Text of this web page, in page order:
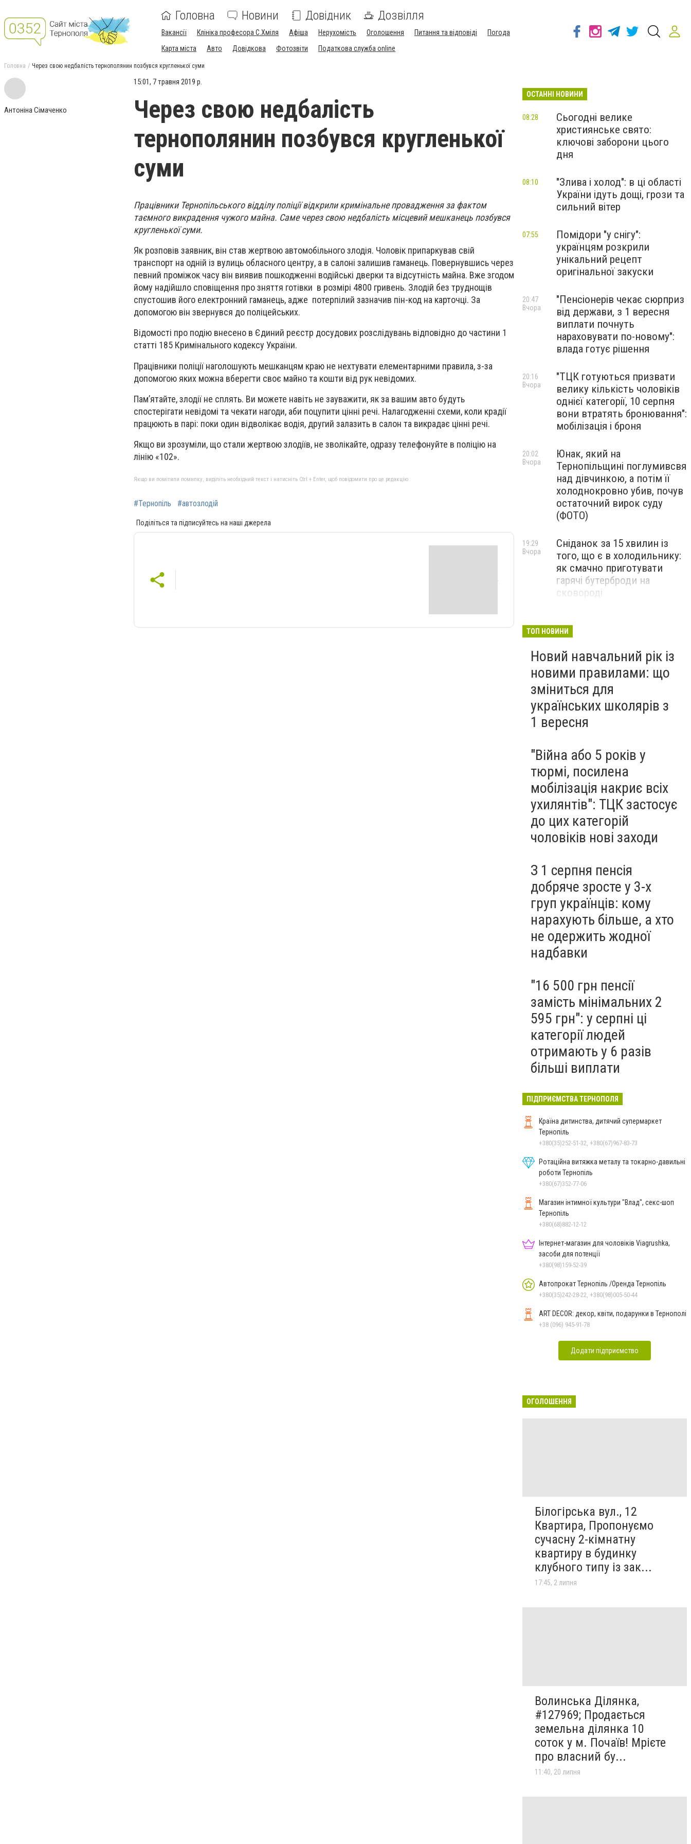
Головна Новини Довідник Дозвілля
Вакансії Клініка професора С.Хміля Афіша Нерухомість Оголошення Питання та відповіді
Погода
Карта міста
Авто Довідкова Фотозвіти Податкова служба online
Головна Через свою недбалість тернополянин позбувся кругленької суми
Антоніна Сімаченко
15:01, 7 травня 2019 р.
Через свою недбалість
тернополянин позбувся кругленької
суми
Працівники Тернопільського відділу поліції відкрили кримінальне провадження за фактом
таємного викрадення чужого майна. Саме через свою недбалість місцевий мешканець позбувся
кругленької суми.
Як розповів заявник, він став жертвою автомобільного злодія. Чоловік припаркував свій
транспорт на одній із вулиць обласного центру, а в салоні залишив гаманець. Повернувшись через
певний проміжок часу він виявив пошкодженні водійські дверки та відсутність майна. Вже згодом
йому надійшло сповіщення про зняття готівки в розмірі 4800 гривень. Злодій без труднощів
спустошив його електронний гаманець, адже потерпілий зазначив пін-код на карточці. За
допомогою він звернувся до поліцейських.
Відомості про подію внесено в Єдиний реєстр досудових розслідувань відповідно до частини 1
статті 185 Кримінального кодексу України.
Працівники поліції наголошують мешканцям краю не нехтувати елементарними правила, з-за
допомогою яких можна вберегти своє майно та кошти від рук невідомих.
Пам’ятайте, злодії не сплять. Ви можете навіть не зауважити, як за вашим авто будуть
спостерігати невідомі та чекати нагоди, аби поцупити цінні речі. Налагодженні схеми, коли крадії
працюють в парі: поки один відволікає водія, другий залазить в салон та викрадає цінні речі.
Якщо ви зрозуміли, що стали жертвою злодіїв, не зволікайте, одразу телефонуйте в поліцію на
лінію «102».
Якщо ви помітили помилку, виділіть необхідний текст і натисніть Ctrl + Enter, щоб повідомити про це редакцію
#Тернопіль #автозлодій
Поділіться та підписуйтесь на наші джерела
ОСТАННІ НОВИНИ
Сьогодні велике
християнське свято:
ключові заборони цього
дня
08:28
"Злива і холод": в ці області
України ідуть дощі, грози та
сильний вітер
08:10
Помідори "у снігу":
українцям розкрили
унікальний рецепт
оригінальної закуски
07:55
"Пенсіонерів чекає сюрприз
від держави, з 1 вересня
виплати почнуть
нараховувати по-новому":
влада готує рішення
20:47
Вчора
"ТЦК готуються призвати
велику кількість чоловіків
однієї категорії, 10 серпня
вони втратять бронювання":
мобілізація і броня
20:16
Вчора
Юнак, який на
Тернопільщині поглумивсвя
над дівчинкою, а потім її
холоднокровно убив, почув
остаточний вирок суду
(ФОТО)
20:02
Вчора
Сніданок за 15 хвилин із
того, що є в холодильнику:
як смачно приготувати
гарячі бутерброди на
сковороді
19:29
Вчора
зниклим безвісти:
воїна з Тернопільщини
Вчора
ТОП НОВИНИ
Новий навчальний рік із
новими правилами: що
зміниться для
українських школярів з
1 вересня
"Війна або 5 років у
тюрмі, посилена
мобілізація накриє всіх
ухилянтів": ТЦК застосує
до цих категорій
чоловіків нові заходи
З 1 серпня пенсія
добряче зросте у 3-х
груп українців: кому
нарахують більше, а хто
не одержить жодної
надбавки
"16 500 грн пенсії
замість мінімальних 2
595 грн": у серпні ці
категорії людей
отримають у 6 разів
більші виплати
ПІДПРИЄМСТВА ТЕРНОПОЛЯ
Країна дитинства, дитячий супермаркет
Тернопіль
+380(35)252-51-32, +380(67)967-83-73
Ротаційна витяжка металу та токарно-давильні
роботи Тернопіль
+380(67)352-77-06
Магазин інтимної культури "Влад", секс-шоп
Тернопіль
+380(68)882-12-12
Інтернет-магазин для чоловіків Viagrushka,
засоби для потенції
+380(98)159-52-39
Автопрокат Тернопіль /Оренда Тернопіль
+380(35)242-28-22, +380(98)005-50-44
ART DECOR: декор, квіти, подарунки в Тернополі
+38 (096) 945-91-78
Додати підприємство
ОГОЛОШЕННЯ
Білогірська вул., 12
Квартира, Пропонуємо
сучасну 2-кімнатну
квартиру в будинку
клубного типу із зак...
17:45, 2 липня
Волинська Ділянка,
#127969; Продається
земельна ділянка 10
соток у м. Почаїв! Мрієте
про власний бу...
11:40, 20 липня